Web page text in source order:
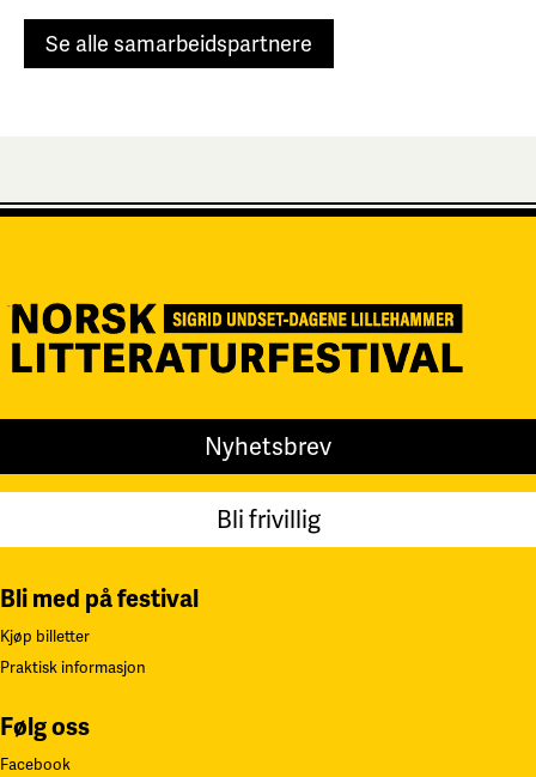
Se alle samarbeidspartnere
Nyhetsbrev
Bli frivillig
Bli med på festival
Kjøp billetter
Praktisk informasjon
Følg oss
Facebook